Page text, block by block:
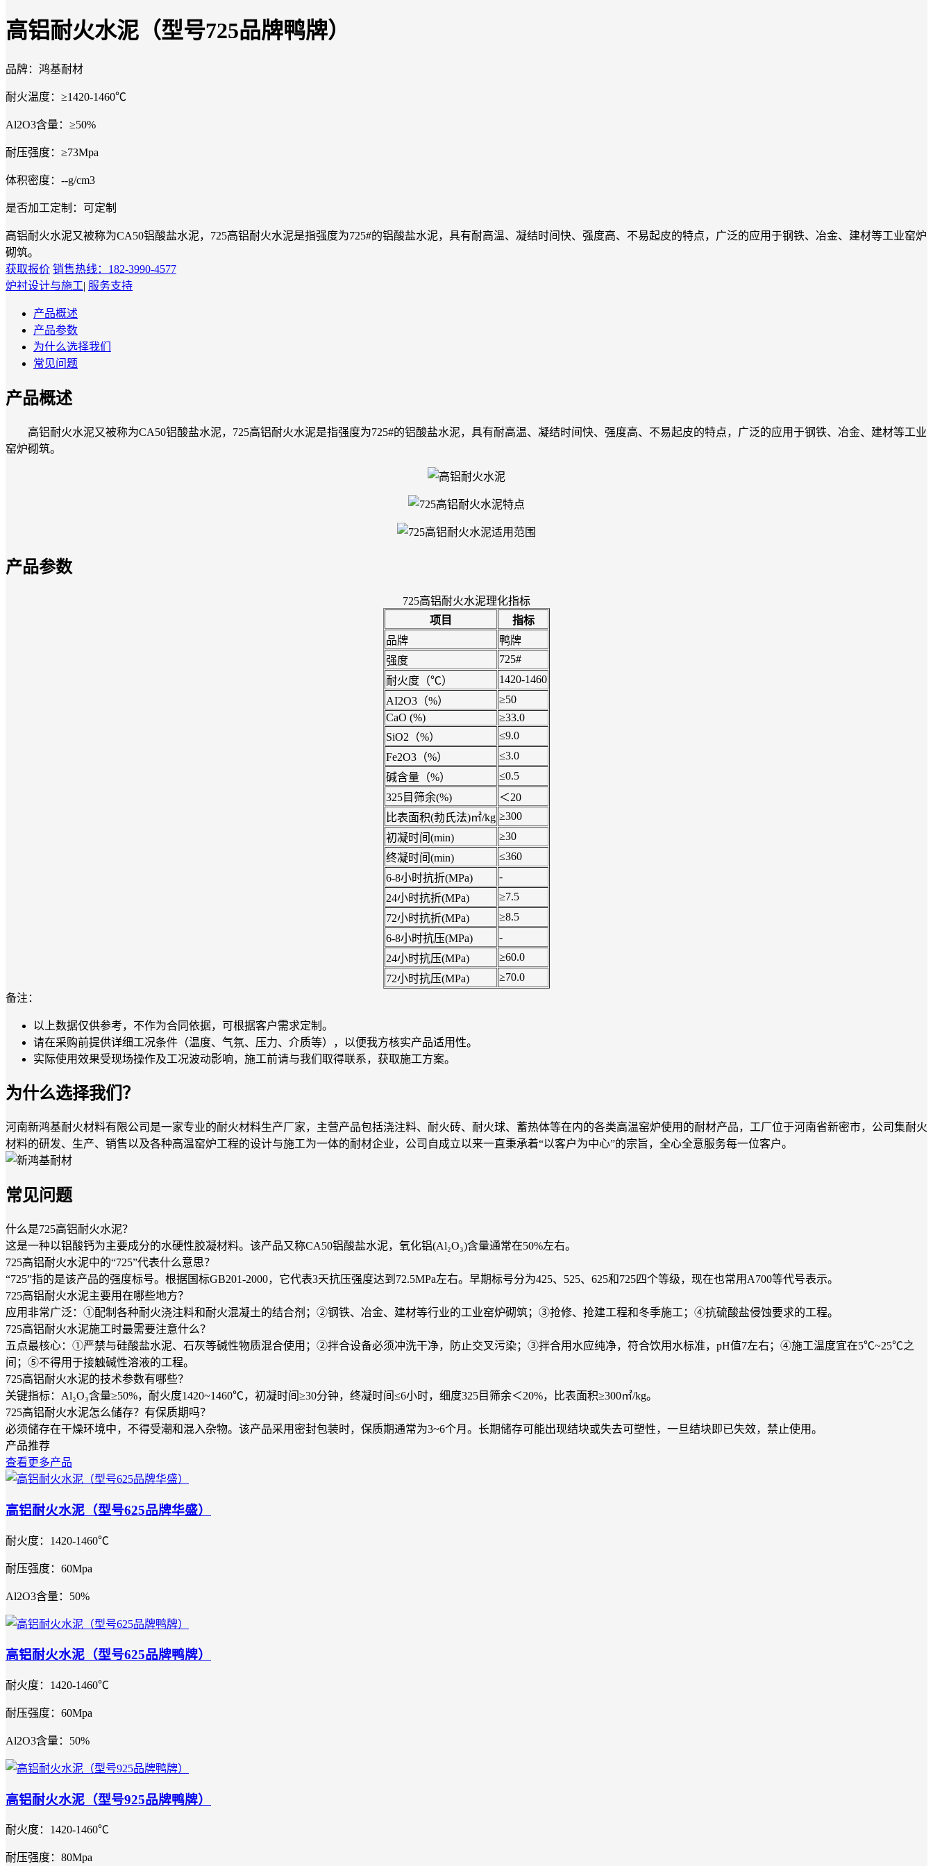
高铝耐火水泥（型号725品牌鸭牌）
品牌： 鸿基耐材
耐火温度： ≥1420-1460℃
Al2O3含量： ≥50%
耐压强度： ≥73Mpa
体积密度： --g/cm3
是否加工定制： 可定制
高铝耐火水泥又被称为CA50铝酸盐水泥，725高铝耐火水泥是指强度为725#的铝酸盐水泥，具有耐高温、凝结时间快、强度高、不易起皮的特点，广泛的应用于钢铁、冶金、建材等工业窑炉
砌筑。
获取报价 销售热线：182-3990-4577
炉衬设计与施工| 服务支持
产品概述
产品参数
为什么选择我们
常见问题
产品概述
高铝耐火水泥又被称为CA50铝酸盐水泥，725高铝耐火水泥是指强度为725#的铝酸盐水泥，具有耐高温、凝结时间快、强度高、不易起皮的特点，广泛的应用于钢铁、冶金、建材等工业
窑炉砌筑。
产品参数
725高铝耐火水泥理化指标
项目
指标
品牌
鸭牌
强度
725#
耐火度（℃）
1420-1460
AI2O3（%）
≥50
CaO (%)
≥33.0
SiO2（%）
≤9.0
Fe2O3（%）
≤3.0
碱含量（%）
≤0.5
325目筛余(%)
＜20
比表面积(勃氏法)㎡/kg ≥300
初凝时间(min)
≥30
终凝时间(min)
≤360
6-8小时抗折(MPa)
-
24小时抗折(MPa)
≥7.5
72小时抗折(MPa)
≥8.5
6-8小时抗压(MPa)
-
24小时抗压(MPa)
≥60.0
72小时抗压(MPa)
≥70.0
备注：
以上数据仅供参考，不作为合同依据，可根据客户需求定制。
请在采购前提供详细工况条件（温度、气氛、压力、介质等），以便我方核实产品适用性。
实际使用效果受现场操作及工况波动影响，施工前请与我们取得联系，获取施工方案。
为什么选择我们？
河南新鸿基耐火材料有限公司是一家专业的耐火材料生产厂家，主营产品包括浇注料、耐火砖、耐火球、蓄热体等在内的各类高温窑炉使用的耐材产品，工厂位于河南省新密市，公司集耐火
材料的研发、生产、销售以及各种高温窑炉工程的设计与施工为一体的耐材企业，公司自成立以来一直秉承着“以客户为中心”的宗旨，全心全意服务每一位客户。
常见问题
什么是725高铝耐火水泥？
这是一种以铝酸钙为主要成分的水硬性胶凝材料。该产品又称CA50铝酸盐水泥，氧化铝(Al₂O₃)含量通常在50%左右。
725高铝耐火水泥中的“725”代表什么意思？
“725”指的是该产品的强度标号。根据国标GB201-2000，它代表3天抗压强度达到72.5MPa左右。早期标号分为425、525、625和725四个等级，现在也常用A700等代号表示。
725高铝耐火水泥主要用在哪些地方？
应用非常广泛：①配制各种耐火浇注料和耐火混凝土的结合剂；②钢铁、冶金、建材等行业的工业窑炉砌筑；③抢修、抢建工程和冬季施工；④抗硫酸盐侵蚀要求的工程。
725高铝耐火水泥施工时最需要注意什么？
五点最核心：①严禁与硅酸盐水泥、石灰等碱性物质混合使用；②拌合设备必须冲洗干净，防止交叉污染；③拌合用水应纯净，符合饮用水标准，pH值7左右；④施工温度宜在5℃~25℃之
间；⑤不得用于接触碱性溶液的工程。
725高铝耐火水泥的技术参数有哪些？
关键指标：Al₂O₃含量≥50%，耐火度1420~1460℃，初凝时间≥30分钟，终凝时间≤6小时，细度325目筛余＜20%，比表面积≥300㎡/kg。
725高铝耐火水泥怎么储存？有保质期吗？
必须储存在干燥环境中，不得受潮和混入杂物。该产品采用密封包装时，保质期通常为3~6个月。长期储存可能出现结块或失去可塑性，一旦结块即已失效，禁止使用。
产品推荐
查看更多产品
高铝耐火水泥（型号625品牌华盛）
耐火度：1420-1460℃
耐压强度：60Mpa
Al2O3含量：50%
高铝耐火水泥（型号625品牌鸭牌）
耐火度：1420-1460℃
耐压强度：60Mpa
Al2O3含量：50%
高铝耐火水泥（型号925品牌鸭牌）
耐火度：1420-1460℃
耐压强度：80Mpa